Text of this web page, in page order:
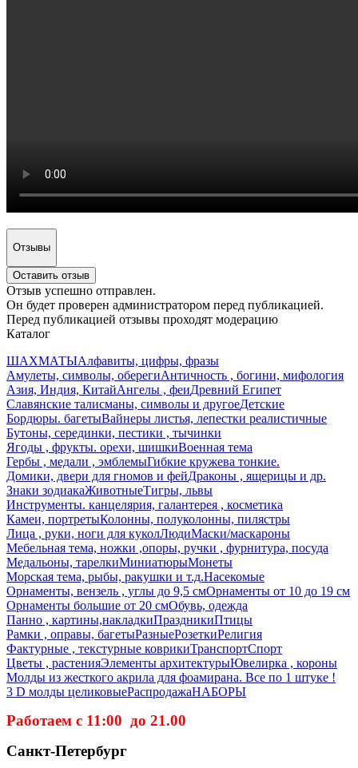
Отзывы
Оставить отзыв
Отзыв успешно отправлен.
Он будет проверен администратором перед публикацией.
Перед публикацией отзывы проходят модерацию
Каталог
ШАХМАТЫАлфавиты, цифры, фразы
Амулеты, символы, оберегиАнтичность , богини, мифология
Азия, Индия, КитайАнгелы , феиДревний Египет
Славянские талисманы, символы и другоеДетские
Бордюры. багетыВайнеры листья, лепестки реалистичные
Бутоны, серединки, пестики , тычинки
Ягоды , фрукты. орехи, шишкиВоенная тема
Гербы , медали , эмблемыГибкие кружева тонкие.
Домики, двери для гномов и фейДраконы , ящерицы и др.
Знаки зодиакаЖивотныеТигры, львы
Инструменты. канцелярия, галантерея , косметика
Камеи, портретыКолонны, полуколонны, пилястры
Лица , руки, ноги для куколЛюдиМаски/маскароны
Мебельная тема, ножки ,опоры, ручки , фурнитура, посуда
Медальоны, тарелкиМиниатюрыМонеты
Морская тема, рыбы, ракушки и т.д.Насекомые
Орнаменты, вензель , углы до 9,5 смОрнаменты от 10 до 19 см
Орнаменты большие от 20 смОбувь, одежда
Панно , картины,накладкиПраздникиПтицы
Рамки , оправы, багетыРазныеРозеткиРелигия
Фактурные , текстурные коврикиТранспортСпорт
Цветы , растенияЭлементы архитектурыЮвелирка , короны
Молды из жесткого акрила для фоамирана. Все по 1 штуке !
3 D молды целиковыеРаспродажаНАБОРЫ
Работаем с 11:00 до 21.00
Санкт-Петербург